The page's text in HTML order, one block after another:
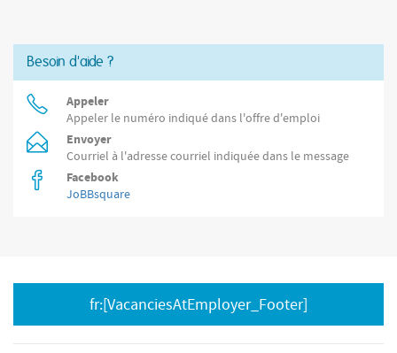
Besoin d'aide ?
Appeler
Appeler le numéro indiqué dans l'offre d'emploi
Envoyer
Courriel à l'adresse courriel indiquée dans le message
Facebook
JoBBsquare
fr:[VacanciesAtEmployer_Footer]